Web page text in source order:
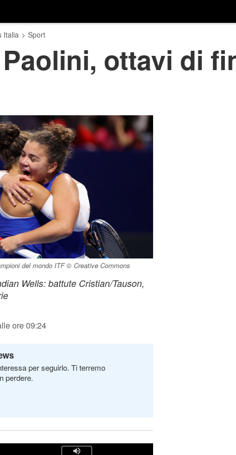
Italia > Sport
ottavi di
del mondo ITF © Creative Commons
Wells: battute Cristian/Tauson,
ore 09:24
per seguirlo. Ti terremo
perdere.